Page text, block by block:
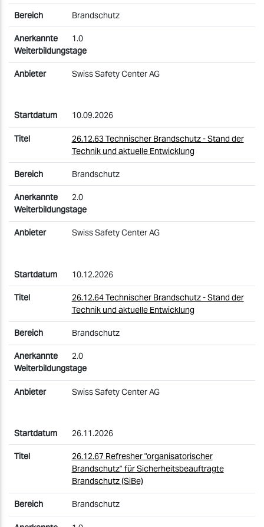
Brandschutz
1.0
Swiss Safety Center AG
10.09.2026
26.12.63 Technischer Brandschutz - Stand der
Technik und aktuelle Entwicklung
Brandschutz
2.0
Swiss Safety Center AG
10.12.2026
26.12.64 Technischer Brandschutz - Stand der
Technik und aktuelle Entwicklung
Brandschutz
2.0
Swiss Safety Center AG
26.11.2026
26.12.67 Refresher "organisatorischer
Brandschutz" für Sicherheitsbeauftragte
Brandschutz (SiBe)
Brandschutz